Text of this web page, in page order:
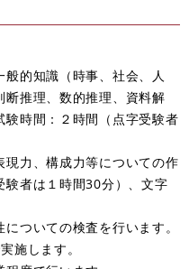
般的知識（時事、社会、人
推理、数的推理、資料解
時間：２時間（点字受験者
現力、構成力等についての作
験者は１時間30分）、文字
ついての検査を行います。
施します。